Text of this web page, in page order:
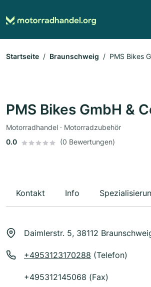
Startseite Braunschweig PMS Bikes
PMS Bikes GmbH &
Motorradhandel · Motorradzubehör
0.0
(0 Bewertungen)
Kontakt Info
Daimlerstr. 5, 38112
+4953123170288 (Telefon)
+495312145068 (Fax)